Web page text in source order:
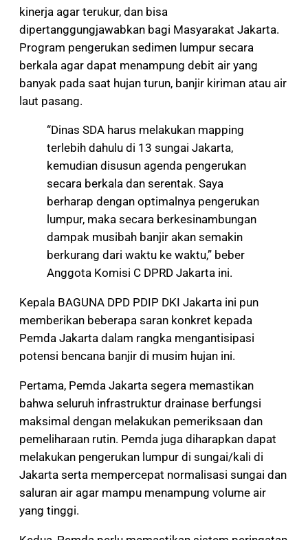
kinerja agar terukur, dan bisa
dipertanggungjawabkan bagi Masyarakat Jakarta.
Program pengerukan sedimen lumpur secara
berkala agar dapat menampung debit air yang
banyak pada saat hujan turun, banjir kiriman atau air
laut pasang.
“Dinas SDA harus melakukan mapping
terlebih dahulu di 13 sungai Jakarta,
kemudian disusun agenda pengerukan
secara berkala dan serentak. Saya
berharap dengan optimalnya pengerukan
lumpur, maka secara berkesinambungan
dampak musibah banjir akan semakin
berkurang dari waktu ke waktu,” beber
Anggota Komisi C DPRD Jakarta ini.
Kepala BAGUNA DPD PDIP DKI Jakarta ini pun
memberikan beberapa saran konkret kepada
Pemda Jakarta dalam rangka mengantisipasi
potensi bencana banjir di musim hujan ini.
Pertama, Pemda Jakarta segera memastikan
bahwa seluruh infrastruktur drainase berfungsi
maksimal dengan melakukan pemeriksaan dan
pemeliharaan rutin. Pemda juga diharapkan dapat
melakukan pengerukan lumpur di sungai/kali di
Jakarta serta mempercepat normalisasi sungai dan
saluran air agar mampu menampung volume air
yang tinggi.